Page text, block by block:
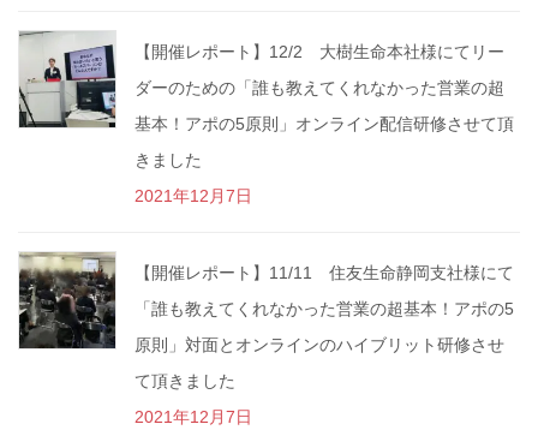
【開催レポート】12/2 大樹生命本社様にてリー
ダーのための「誰も教えてくれなかった営業の超
基本！アポの5原則」オンライン配信研修させて頂
きました
2021年12月7日
【開催レポート】11/11 住友生命静岡支社様にて
「誰も教えてくれなかった営業の超基本！アポの5
原則」対面とオンラインのハイブリット研修させ
て頂きました
2021年12月7日